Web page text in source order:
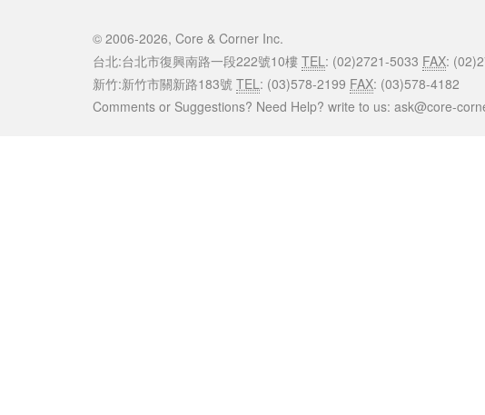
© 2006-2026, Core & Corner Inc.
台北:台北市復興南路一段222號10樓 TEL: (02)2721-5033 FAX:
新竹:新竹市關新路183號 TEL: (03)578-2199 FAX: (03)578-4182
Comments or Suggestions? Need Help? write to us: ask@core-